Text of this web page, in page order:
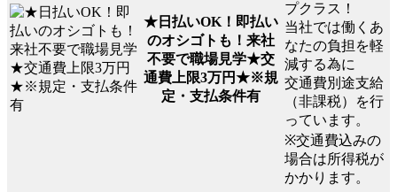
★日払いOK！即払い
のオシゴトも！来社
不要で職場見学★交
通費上限3万円★※規
定・支払条件有
プクラス！
当社では働くあ
なたの負担を軽
減する為に
交通費別途支給
（非課税）を行
っています。
※交通費込みの
場合は所得税が
かかります。